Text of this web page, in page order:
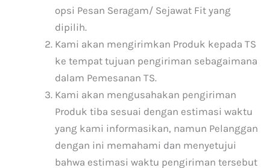
opsi Pesan Seragam/ Sejawat Fit yang
dipilih.
Kami akan mengirimkan Produk kepada TS
ke tempat tujuan pengiriman sebagaimana
dalam Pemesanan TS.
Kami akan mengusahakan pengiriman
Produk tiba sesuai dengan estimasi waktu
yang kami informasikan, namun Pelanggan
dengan ini memahami dan menyetujui
bahwa estimasi waktu pengiriman tersebut